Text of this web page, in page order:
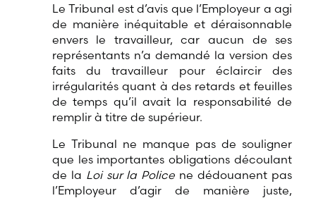
Le Tribunal est d’avis que l’Employeur a agi
de manière inéquitable et déraisonnable
envers le travailleur, car aucun de ses
représentants n’a demandé la version des
faits du travailleur pour éclaircir des
irrégularités quant à des retards et feuilles
de temps qu’il avait la responsabilité de
remplir à titre de supérieur.
Le Tribunal ne manque pas de souligner
que les importantes obligations découlant
de la Loi sur la Police ne dédouanent pas
l’Employeur d’agir de manière juste,